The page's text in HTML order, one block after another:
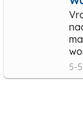
5-